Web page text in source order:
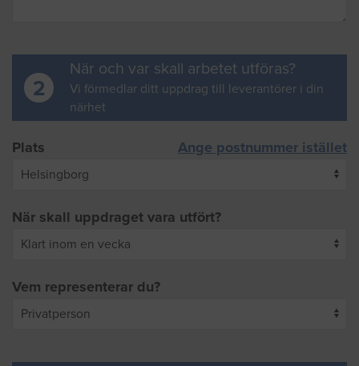
2
När och var skall arbetet utföras?
Vi förmedlar ditt uppdrag till leverantörer i din
närhet
Plats Ange postnummer istället
När skall uppdraget vara utfört?
Vem representerar du?